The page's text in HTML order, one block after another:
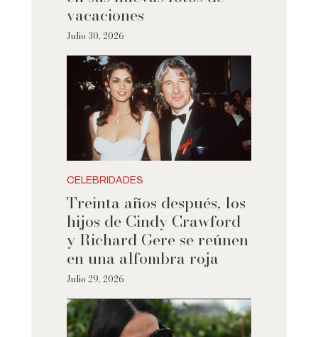
vacaciones
Julio 30, 2026
CELEBRIDADES
Treinta años después, los
hijos de Cindy Crawford
y Richard Gere se reúnen
en una alfombra roja
Julio 29, 2026